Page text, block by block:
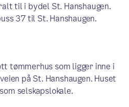
til i bydel St. Hanshaugen.
37 til St. Hanshaugen.
tømmerhus som ligger inne i
på St. Hanshaugen. Huset
selskapslokale.